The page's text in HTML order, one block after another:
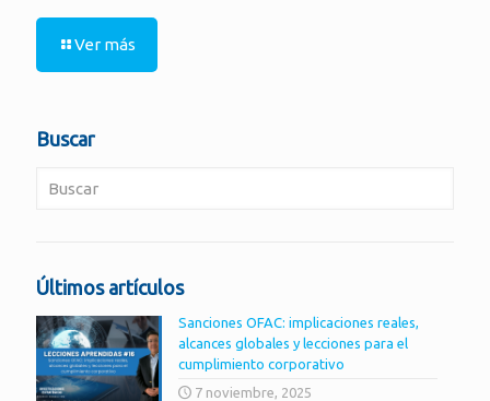
Ver más
Buscar
Últimos artículos
Sanciones OFAC: implicaciones reales,
alcances globales y lecciones para el
cumplimiento corporativo
7 noviembre, 2025